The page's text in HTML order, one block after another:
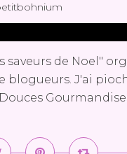
de Noel"
blogueurs. J'ai